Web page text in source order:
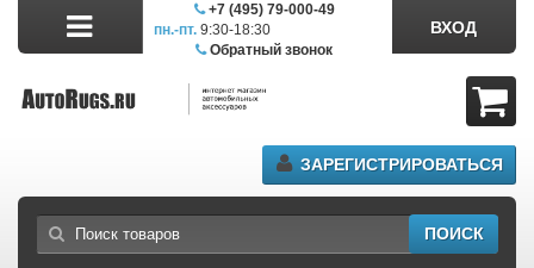
+7 (495) 79-000-49
пн.-пт. 9:30-18:30
Обратный звонок
ПОИСК
ВХОД
ЗАРЕГИСТРИРОВАТЬСЯ